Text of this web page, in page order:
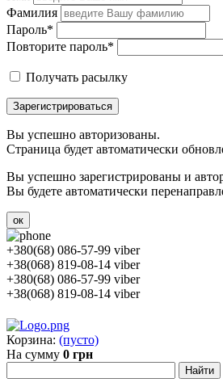
Фамилия
Пароль*
Повторите пароль*
Получать расылку
Зарегистрироваться
Вы успешно авторизованы.
Страница будет автоматически
Вы успешно зарегистрированы и
Вы будете автоматически
ок
+380(68) 086-57-99 viber
+38(068) 819-08-14 viber
+380(68) 086-57-99 viber
+38(068) 819-08-14 viber
Корзина: (пусто)
На сумму 0 грн